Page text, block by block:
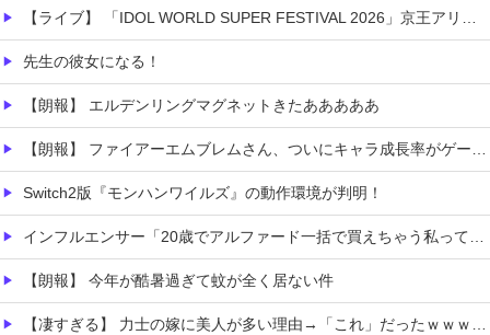
【ライブ】 「IDOL WORLD SUPER FESTIVAL 2026」京王アリーナTOKYO開催決定
先生の彼女になる！
【朗報】 エルデンリングマグネットきたあああああ
【朗報】 ファイアーエムブレムさん、ついにキャラ成長率がゲーム内で見れるようになる
Switch2版『モンハンワイルズ』の動作環境が判明！
インフルエンサー「20歳でアルファード一括で買えちゃう私って素敵」
【朗報】 今年が酷暑過ぎて蚊が全く居ない件
【凄すぎる】 力士の嫁に美人が多い理由→「これ」だったｗｗｗｗｗｗｗ